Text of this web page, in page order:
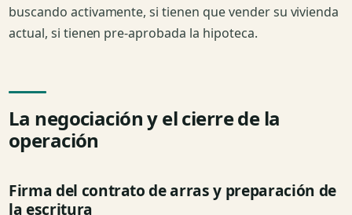
buscando activamente, si tienen que vender su vivienda
actual, si tienen pre-aprobada la hipoteca.
La negociación y el cierre de la
operación
Firma del contrato de arras y preparación de
la escritura